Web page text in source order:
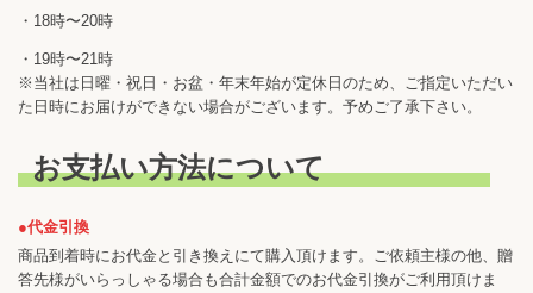
・18時〜20時
・19時〜21時
※当社は日曜・祝日・お盆・年末年始が定休日のため、ご指定いただい
た日時にお届けができない場合がございます。予めご了承下さい。
お支払い方法について
●代金引換
商品到着時にお代金と引き換えにて購入頂けます。ご依頼主様の他、贈
答先様がいらっしゃる場合も合計金額でのお代金引換がご利用頂けま